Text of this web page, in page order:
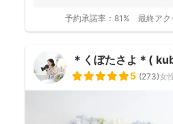
予約承諾率： 81% 最終アク
＊くぼたさよ＊(
5 (273)女